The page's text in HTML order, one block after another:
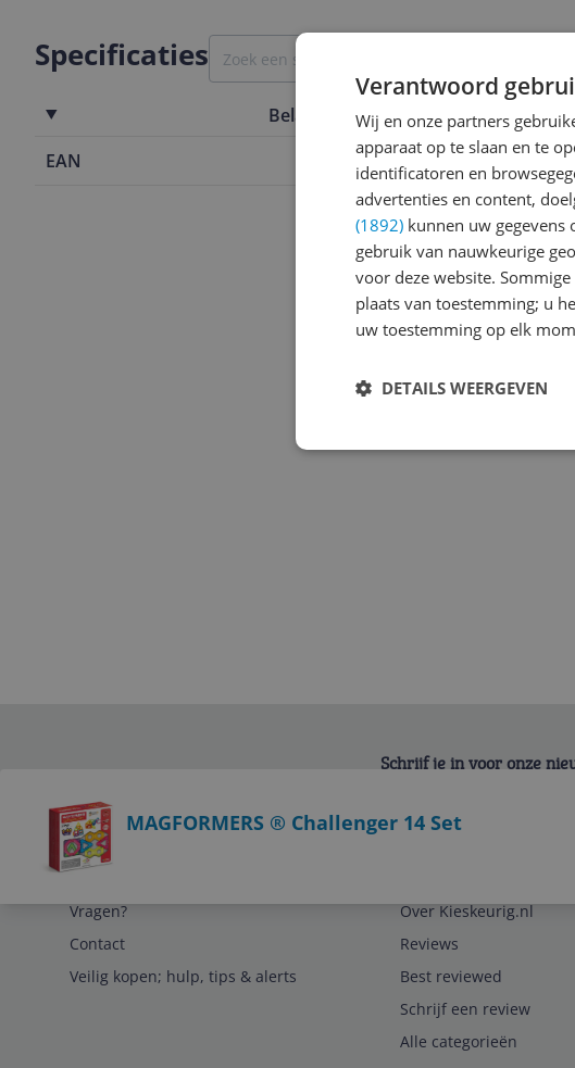
Specificaties
Belangrijkste kenmerken
EAN
4260255969200
MAGFORMERS ® Challenger 14 Set
Schrijf je in voor onze
Vragen?
Contact
Veilig kopen; hulp, tips & alerts
Over Kieskeurig.nl
Reviews
Best reviewed
Schrijf een review
Alle categorieën
Verantwoord
Wij en onze partners
apparaat op te slaan en te
identificatoren en
advertenties en content,
(1892) kunnen uw
gebruik van nauwkeurige
voor deze website.
plaats van toestemming; u
uw toestemming op elk
DETAILS WEERGEVEN